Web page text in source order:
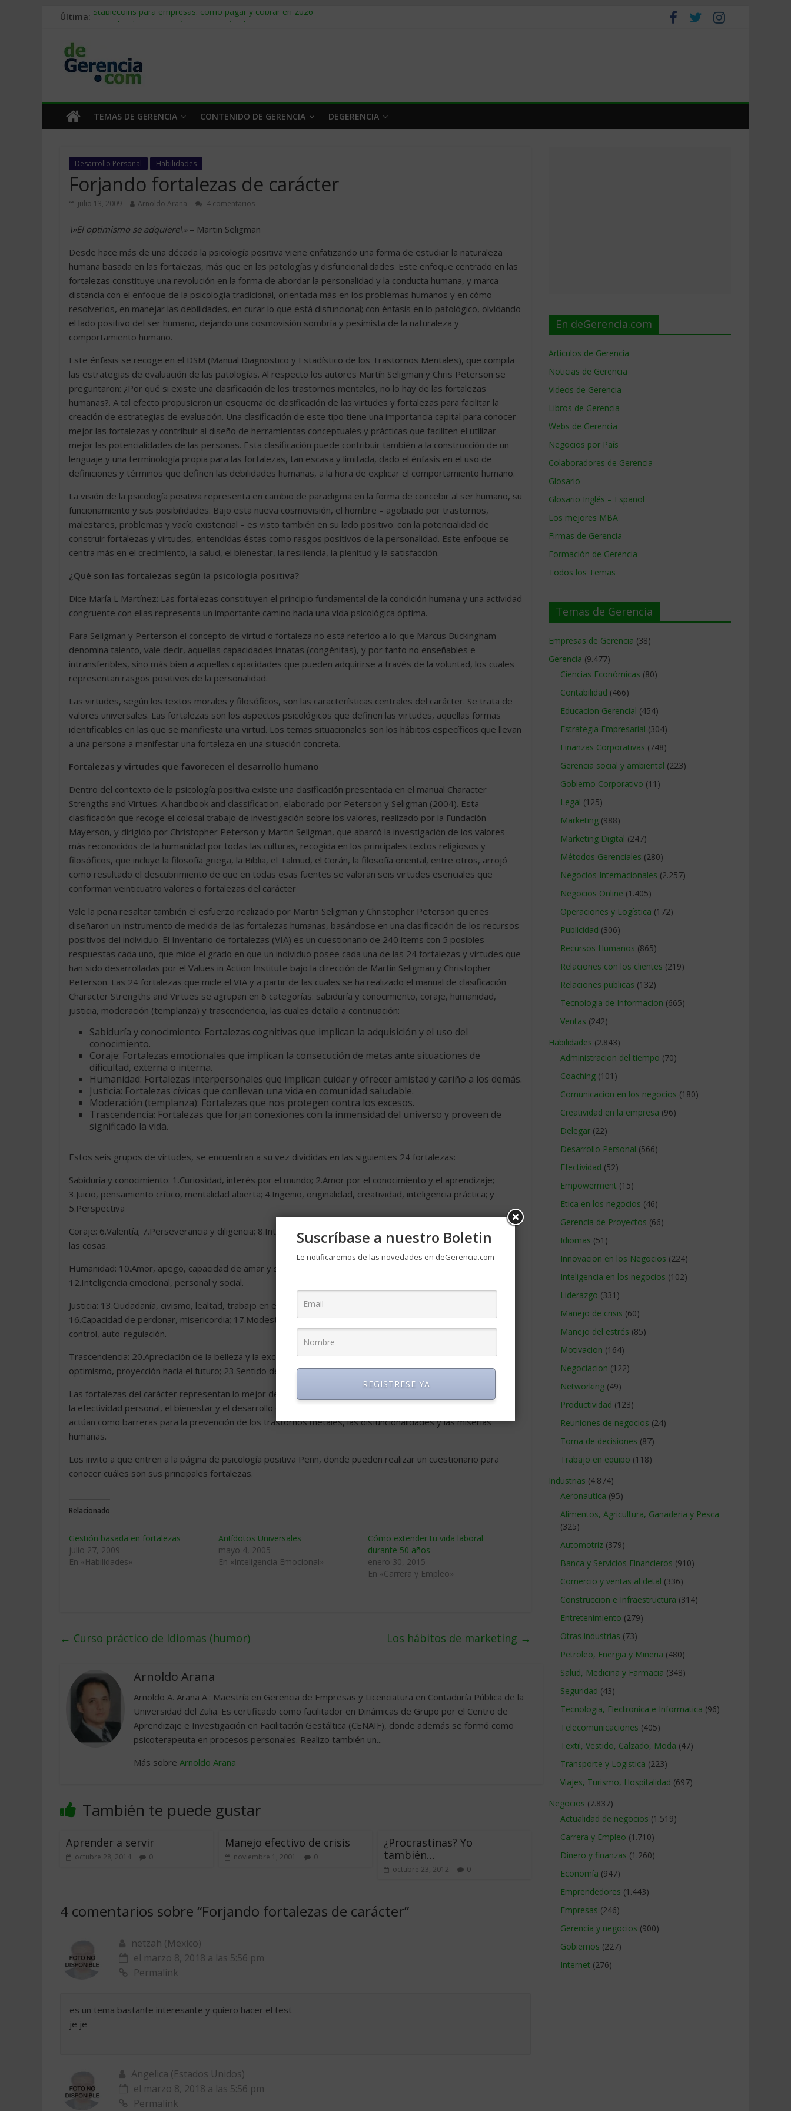
Última: Stablecoins para empresas: cómo pagar y cobrar en 2026
Trabajo forzoso en la cadena de suministro: qué hacer
Mercado hispano de EE. UU.: cómo segmentarlo y venderle
TEMAS DE GERENCIA CONTENIDO DE GERENCIA DEGERENCIA
Desarrollo Personal Habilidades
Forjando fortalezas de carácter
julio 13, 2009 Arnoldo Arana 4 comentarios
\»El optimismo se adquiere\»– Martin Seligman
Desde hace más de una década la psicología positiva viene enfatizando una forma de estudiar la naturaleza
humana basada en las fortalezas, más que en las patologías y disfuncionalidades. Este enfoque centrado en las
fortalezas constituye una revolución en la forma de abordar la personalidad y la conducta humana, y marca
distancia con el enfoque de la psicología tradicional, orientada más en los problemas humanos y en cómo
resolverlos, en manejar las debilidades, en curar lo que está disfuncional; con énfasis en lo patológico, olvidando
el lado positivo del ser humano, dejando una cosmovisión sombría y pesimista de la naturaleza y
comportamiento humano.
Este énfasis se recoge en el DSM (Manual Diagnostico y Estadístico de los Trastornos Mentales), que compila
las estrategias de evaluación de las patologías. Al respecto los autores Martín Seligman y Chris Peterson se
preguntaron: ¿Por qué si existe una clasificación de los trastornos mentales, no lo hay de las fortalezas
humanas?. A tal efecto propusieron un esquema de clasificación de las virtudes y fortalezas para facilitar la
creación de estrategias de evaluación. Una clasificación de este tipo tiene una importancia capital para conocer
mejor las fortalezas y contribuir al diseño de herramientas conceptuales y prácticas que faciliten el utilizar
mejor las potencialidades de las personas. Esta clasificación puede contribuir también a la construcción de un
lenguaje y una terminología propia para las fortalezas, tan escasa y limitada, dado el énfasis en el uso de
definiciones y términos que definen las debilidades humanas, a la hora de explicar el comportamiento humano.
La visión de la psicología positiva representa en cambio de paradigma en la forma de concebir al ser humano, su
funcionamiento y sus posibilidades. Bajo esta nueva cosmovisión, el hombre – agobiado por trastornos,
malestares, problemas y vacío existencial – es visto también en su lado positivo: con la potencialidad de
construir fortalezas y virtudes, entendidas éstas como rasgos positivos de la personalidad. Este enfoque se
centra más en el crecimiento, la salud, el bienestar, la resiliencia, la plenitud y la satisfacción.
¿Qué son las fortalezas según la psicología positiva?
Dice María L Martínez: Las fortalezas constituyen el principio fundamental de la condición humana y una actividad
congruente con ellas representa un importante camino hacia una vida psicológica óptima.
Para Seligman y Perterson el concepto de virtud o fortaleza no está referido a lo que Marcus Buckingham
denomina talento, vale decir, aquellas capacidades innatas (congénitas), y por tanto no enseñables e
intransferibles, sino más bien a aquellas capacidades que pueden adquirirse a través de la voluntad, los cuales
representan rasgos positivos de la personalidad.
Las virtudes, según los textos morales y filosóficos, son las características centrales del carácter. Se trata de
valores universales. Las fortalezas son los aspectos psicológicos que definen las virtudes, aquellas formas
identificables en las que se manifiesta una virtud. Los temas situacionales son los hábitos específicos que llevan
a una persona a manifestar una fortaleza en una situación concreta.
Fortalezas y virtudes que favorecen el desarrollo humano
Dentro del contexto de la psicología positiva existe una clasificación presentada en el manual Character
Strengths and Virtues. A handbook and classification, elaborado por Peterson y Seligman (2004). Esta
clasificación que recoge el colosal trabajo de investigación sobre los valores, realizado por la Fundación
Mayerson, y dirigido por Christopher Peterson y Martin Seligman, que abarcó la investigación de los valores
más reconocidos de la humanidad por todas las culturas, recogida en los principales textos religiosos y
filosóficos, que incluye la filosofía griega, la Biblia, el Talmud, el Corán, la filosofía oriental, entre otros, arrojó
como resultado el descubrimiento de que en todas esas fuentes se valoran seis virtudes esenciales que
conforman veinticuatro valores o fortalezas del carácter
Vale la pena resaltar también el esfuerzo realizado por Martin Seligman y Christopher Peterson quienes
diseñaron un instrumento de medida de las fortalezas humanas, basándose en una clasificación de los recursos
positivos del individuo. El Inventario de fortalezas (VIA) es un cuestionario de 240 ítems con 5 posibles
respuestas cada uno, que mide el grado en que un individuo posee cada una de las 24 fortalezas y virtudes que
han sido desarrolladas por el Values in Action Institute bajo la dirección de Martin Seligman y Christopher
Peterson. Las 24 fortalezas que mide el VIA y a partir de las cuales se ha realizado el manual de clasificación
Character Strengths and Virtues se agrupan en 6 categorías: sabiduría y conocimiento, coraje, humanidad,
justicia, moderación (templanza) y trascendencia, las cuales detallo a continuación:
Sabiduría y conocimiento: Fortalezas cognitivas que implican la adquisición y el uso del
conocimiento.
Coraje: Fortalezas emocionales que implican la consecución de metas ante situaciones de
dificultad, externa o interna.
Humanidad: Fortalezas interpersonales que implican cuidar y ofrecer amistad y cariño a los demás.
Justicia: Fortalezas cívicas que conllevan una vida en comunidad saludable.
Moderación (templanza): Fortalezas que nos protegen contra los excesos.
Trascendencia: Fortalezas que forjan conexiones con la inmensidad del universo y proveen de
significado la vida.
Estos seis grupos de virtudes, se encuentran a su vez divididas en las siguientes 24 fortalezas:
Sabiduría y conocimiento: 1.Curiosidad, interés por el mundo; 2.Amor por el conocimiento y el aprendizaje;
3.Juicio, pensamiento crítico, mentalidad abierta; 4.Ingenio, originalidad, creatividad, inteligencia práctica; y
5.Perspectiva
Coraje: 6.Valentía; 7.Perseverancia y diligencia; 8.Integridad, honestidad, autenticidad; y 9.Vitalidad y pasión por
las cosas.
Humanidad: 10.Amor, apego, capacidad de amar y ser amado; 11.Simpatía, amabilidad, generosidad; y
12.Inteligencia emocional, personal y social.
Justicia: 13.Ciudadanía, civismo, lealtad, trabajo en equipo; 14.Sentido de la justicia, equidad; 15. Liderazgo;
16.Capacidad de perdonar, misericordia; 17.Modestia, humildad; 18.Prudencia, discreción, cautela; y 19.Auto-
control, auto-regulación.
Trascendencia: 20.Apreciación de la belleza y la excelencia, capacidad de asombro; 21.Gratitud; 22.Esperanza,
optimismo, proyección hacia el futuro; 23.Sentido del humor; y 24.Espiritualidad, fe, sentido religioso.
Las fortalezas del carácter representan lo mejor del legado de la humanidad. Son la base para el crecimiento y
la efectividad personal, el bienestar y el desarrollo de la potencionalidad de cada persona. Al ser desarrolladas
actúan como barreras para la prevención de los trastornos metales, las disfuncionalidades y las miserias
humanas.
Los invito a que entren a la página de psicología positiva Penn, donde pueden realizar un cuestionario para
conocer cuáles son sus principales fortalezas.
Relacionado
Gestión basada en fortalezas
julio 27, 2009
En «Habilidades»
Antídotos Universales
mayo 4, 2005
En «Inteligencia Emocional»
Cómo extender tu vida laboral
durante 50 años
enero 30, 2015
En «Carrera y Empleo»
← Curso práctico de Idiomas (humor) Los hábitos de marketing →
Arnoldo Arana
Arnoldo A. Arana A.: Maestría en Gerencia de Empresas y Licenciatura en Contaduría Pública de la
Universidad del Zulia. Es certificado como facilitador en Dinámicas de Grupo por el Centro de
Aprendizaje e Investigación en Facilitación Gestáltica (CENAIF), donde además se formó como
psicoterapeuta en procesos personales. Realizo también un...
Más sobre Arnoldo Arana
También te puede gustar
Aprender a servir
octubre 28, 2014 0
Manejo efectivo de crisis
noviembre 1, 2001 0
¿Procrastinas? Yo
también…
octubre 23, 2012 0
4 comentarios sobre “Forjando fortalezas de carácter”
netzah (Mexico)
el marzo 8, 2018 a las 5:56 pm
Permalink
es un tema bastante interesante y quiero hacer el test
je je
Angelica (Estados Unidos)
el marzo 8, 2018 a las 5:56 pm
Permalink
En deGerencia.com
Artículos de Gerencia
Noticias de Gerencia
Videos de Gerencia
Libros de Gerencia
Webs de Gerencia
Negocios por País
Colaboradores de Gerencia
Glosario
Glosario Inglés – Español
Los mejores MBA
Firmas de Gerencia
Formación de Gerencia
Todos los Temas
Temas de Gerencia
Empresas de Gerencia (38)
Gerencia (9.477)
Ciencias Económicas (80)
Contabilidad (466)
Educacion Gerencial (454)
Estrategia Empresarial (304)
Finanzas Corporativas (748)
Gerencia social y ambiental (223)
Gobierno Corporativo (11)
Legal (125)
Marketing (988)
Marketing Digital (247)
Métodos Gerenciales (280)
Negocios Internacionales (2.257)
Negocios Online (1.405)
Operaciones y Logística (172)
Publicidad (306)
Recursos Humanos (865)
Relaciones con los clientes (219)
Relaciones publicas (132)
Tecnologia de Informacion (665)
Ventas (242)
Habilidades (2.843)
Administracion del tiempo (70)
Coaching (101)
Comunicacion en los negocios (180)
Creatividad en la empresa (96)
Delegar (22)
Desarrollo Personal (566)
Efectividad (52)
Empowerment (15)
Etica en los negocios (46)
Gerencia de Proyectos (66)
Idiomas (51)
Innovacion en los Negocios (224)
Inteligencia en los negocios (102)
Liderazgo (331)
Manejo de crisis (60)
Manejo del estrés (85)
Motivacion (164)
Negociacion (122)
Networking (49)
Productividad (123)
Reuniones de negocios (24)
Toma de decisiones (87)
Trabajo en equipo (118)
Industrias (4.874)
Aeronautica (95)
Alimentos, Agricultura, Ganaderia y Pesca
(325)
Automotriz (379)
Banca y Servicios Financieros (910)
Comercio y ventas al detal (336)
Construccion e Infraestructura (314)
Entretenimiento (279)
Otras industrias (73)
Petroleo, Energia y Mineria (480)
Salud, Medicina y Farmacia (348)
Seguridad (43)
Tecnologia, Electronica e Informatica (96)
Telecomunicaciones (405)
Textil, Vestido, Calzado, Moda (47)
Transporte y Logistica (223)
Viajes, Turismo, Hospitalidad (697)
Negocios (7.837)
Actualidad de negocios (1.519)
Carrera y Empleo (1.710)
Dinero y finanzas (1.260)
Economía (947)
Emprendedores (1.443)
Empresas (246)
Gerencia y negocios (900)
Gobiernos (227)
Internet (276)
Suscríbase a nuestro Boletin
Le notificaremos de las novedades en deGerencia.com
REGISTRESE YA